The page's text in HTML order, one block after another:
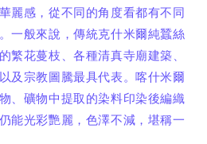
麗感，從不同的角度看都有不同
一般來說，傳統克什米爾純蠶絲
繁花蔓枝、各種清真寺廟建築、
及宗教圖騰最具代表。喀什米爾
、礦物中提取的染料印染後編織
能光彩艷麗，色澤不減，堪稱一